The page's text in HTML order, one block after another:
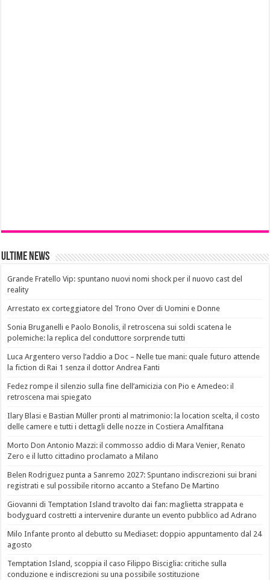
Ultime News
Grande Fratello Vip: spuntano nuovi nomi shock per il nuovo cast del
reality
Arrestato ex corteggiatore del Trono Over di Uomini e Donne
Sonia Bruganelli e Paolo Bonolis, il retroscena sui soldi scatena le
polemiche: la replica del conduttore sorprende tutti
Luca Argentero verso l’addio a Doc – Nelle tue mani: quale futuro attende
la fiction di Rai 1 senza il dottor Andrea Fanti
Fedez rompe il silenzio sulla fine dell’amicizia con Pio e Amedeo: il
retroscena mai spiegato
Ilary Blasi e Bastian Müller pronti al matrimonio: la location scelta, il costo
delle camere e tutti i dettagli delle nozze in Costiera Amalfitana
Morto Don Antonio Mazzi: il commosso addio di Mara Venier, Renato
Zero e il lutto cittadino proclamato a Milano
Belen Rodriguez punta a Sanremo 2027: Spuntano indiscrezioni sui brani
registrati e sul possibile ritorno accanto a Stefano De Martino
Giovanni di Temptation Island travolto dai fan: maglietta strappata e
bodyguard costretti a intervenire durante un evento pubblico ad Adrano
Milo Infante pronto al debutto su Mediaset: doppio appuntamento dal 24
agosto
Temptation Island, scoppia il caso Filippo Bisciglia: critiche sulla
conduzione e indiscrezioni su una possibile sostituzione